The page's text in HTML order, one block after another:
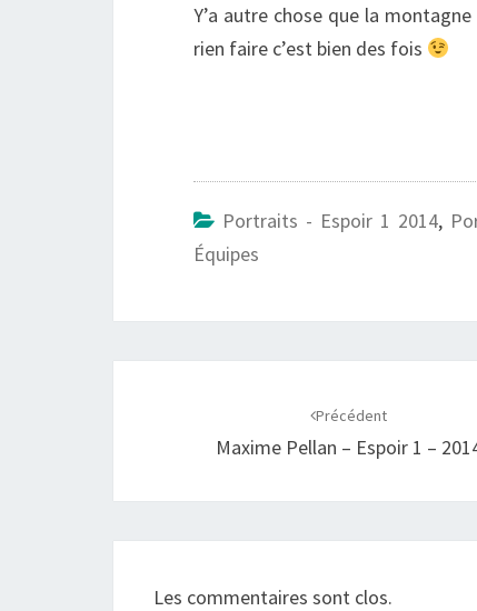
Y’a autre chose que la
rien faire c’est bien des fois
Portraits - Espoir 1 2014,
Équipes
Précédent
Maxime Pellan – Espoir 1 –
Les commentaires sont clos.